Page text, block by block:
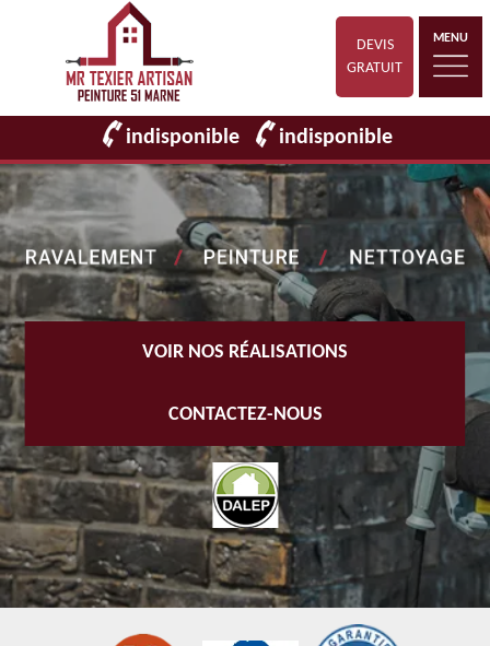
DEVIS
GRATUIT
MENU
indisponible indisponible
VOIR NOS RÉALISATIONS
CONTACTEZ-NOUS